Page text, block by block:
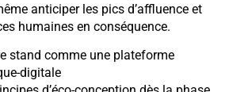
anticiper les pics d’affluence et
humaines en conséquence.
stand comme une plateforme
digitale